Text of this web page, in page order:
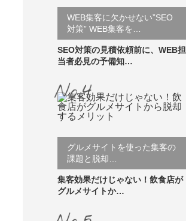
WEB集客に欠かせない”SEO
対策” WEB集客を…
SEO対策の見積依頼前に、WEB担
当者必見の予備知…
グルメサイトを使った集客の
課題と脱却…
集客効果だけじゃない！飲食店が
グルメサイトか…